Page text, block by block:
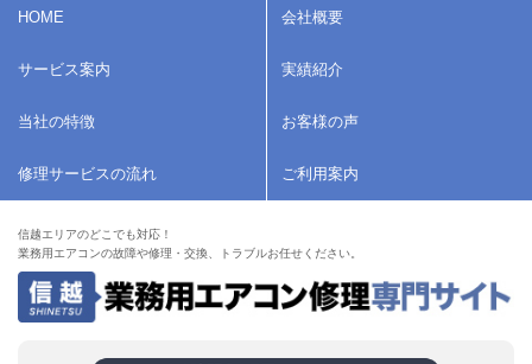
HOME 会社概要
サービス案内 実績紹介
当社の特徴 お客様の声
修理サービスの流れ ご利用案内
信越エリアのどこでも対応！
業務用エアコンの故障や修理・交換、トラブルお任せください。